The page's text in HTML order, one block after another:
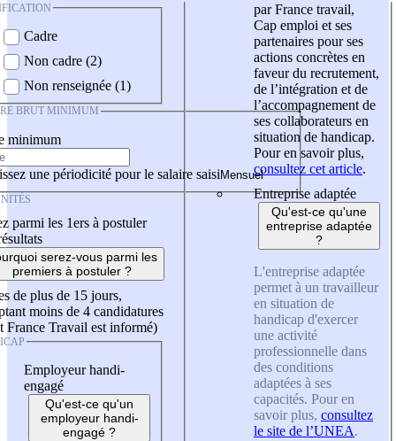
Cadre
Non cadre (2)
Non renseignée (1)
BRUT MINIMUM
minimum
une périodicité pour le salaire saisi
parmi les 1ers à postuler
serez-vous parmi les
premiers à postuler ?
de plus de 15 jours,
moins de 4 candidatures
France Travail est informé)
Employeur handi-
engagé
Qu'est-ce qu'un
employeur handi-
engagé ?
par France travail,
Cap emploi et ses
partenaires pour ses
actions concrètes en
faveur du recrutement,
de l’intégration et de
l’accompagnement de
ses collaborateurs en
situation de handicap.
Pour en savoir plus,
consultez cet article.
Entreprise adaptée
Qu'est-ce qu'une
entreprise adaptée
?
L'entreprise adaptée
permet à un travailleur
en situation de
handicap d'exercer
une activité
professionnelle dans
des conditions
adaptées à ses
capacités. Pour en
savoir plus, consultez
le site de l’UNEA.